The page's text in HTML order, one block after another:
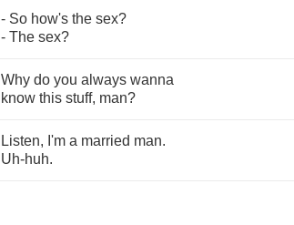
- So how's the sex?
- The sex?
Why do you always wanna
know this stuff, man?
Listen, I'm a married man.
Uh-huh.